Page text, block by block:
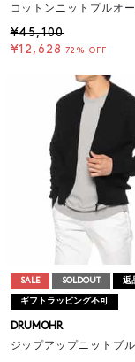
コットンニットプルオ
¥45,100
¥12,628 72% OFF
SALE SOLDOUT 返
ギフトラッピング不可
DRUMOHR
ジップアップニットブ